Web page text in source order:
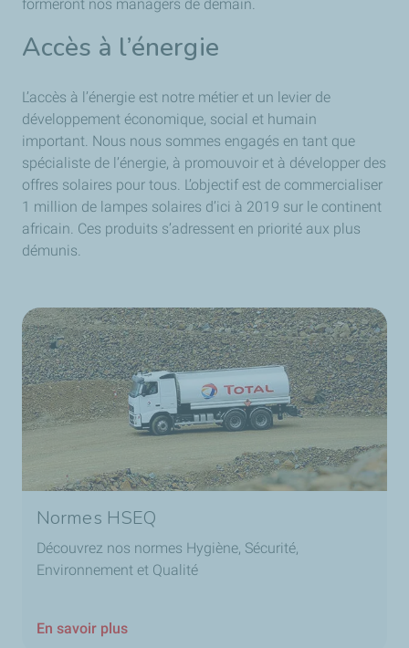
formeront nos managers de demain.
Accès à l’énergie
L’accès à l’énergie est notre métier et un levier de
développement économique, social et humain
important. Nous nous sommes engagés en tant que
spécialiste de l’énergie, à promouvoir et à développer des
offres solaires pour tous. L’objectif est de commercialiser
1 million de lampes solaires d’ici à 2019 sur le continent
africain. Ces produits s’adressent en priorité aux plus
démunis.
Normes HSEQ
Découvrez nos normes Hygiène, Sécurité,
Environnement et Qualité
En savoir plus